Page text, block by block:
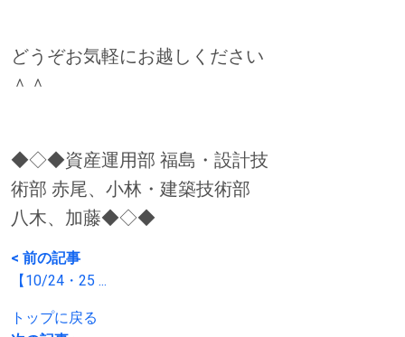
どうぞお気軽にお越しください
＾＾
◆◇◆資産運用部 福島・設計技
術部 赤尾、小林・建築技術部
八木、加藤◆◇◆
< 前の記事
【10/24・25 ...
トップに戻る